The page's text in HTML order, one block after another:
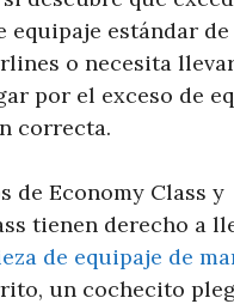
equipaje estándar de
o necesita
por el exceso de
correcta.
de Economy Class y
tienen derecho a
de equipaje de
un cochecito